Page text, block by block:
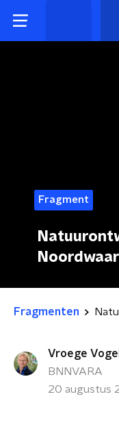
Fragment
Fragmenten
Vroege
BNNVARA
20 augustus